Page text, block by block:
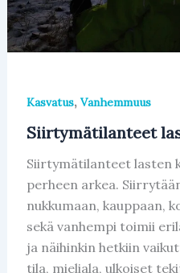
Kasvatus, Vanhemmuus
Siirtymätilanteet
Siirtymätilanteet lasten
perheen arkea.
nukkumaan, kauppaan,
sekä vanhempi toimii
ja näihinkin hetkiin
tila, mieliala, ulkoiset